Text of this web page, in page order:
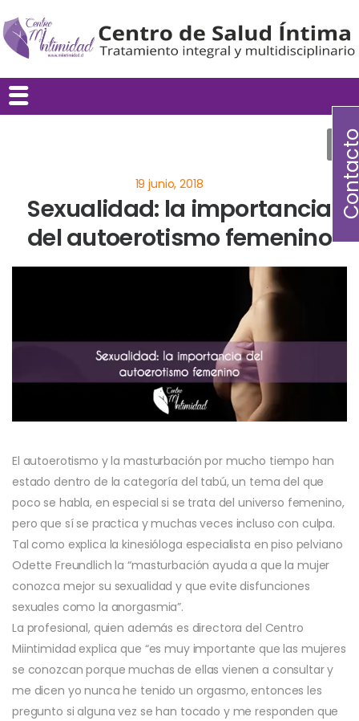
Sexualidad: la importancia
del autoerotismo femenino
El autoerotismo y la masturbación por mucho tiempo han
estado dentro de la categoría del tabú, un tema del que
poco se habla, en especial si se trata del universo femenino,
pero que sí se practica y muchas veces incluso con culpa.
Tal como explica la kinesióloga especialista en piso pelviano
Odette Freundlich la “masturbación ayuda a que la mujer
conozca mejor su sexualidad y que evite disfunciones
sexuales como la anorgasmia”.
La profesional, quien además es directora del Centro
Miintimidad explica que “es muy importante que las mujeres
se conozcan porque muchas de ellas vienen a consultar y
me dicen yo nunca he tenido un orgasmo, entonces les
pregunto si alguna vez se han tocado y me responden que